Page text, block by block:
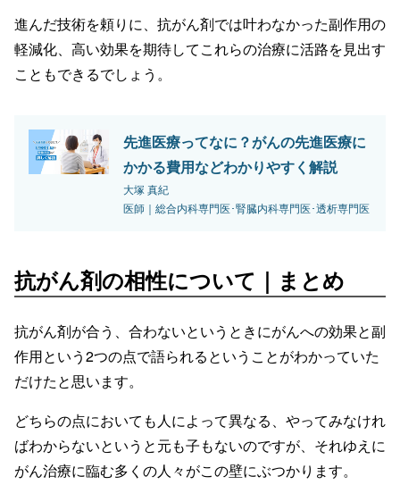
進んだ技術を頼りに、抗がん剤では叶わなかった副作用の
軽減化、高い効果を期待してこれらの治療に活路を見出す
こともできるでしょう。
先進医療ってなに？がんの先進医療に
かかる費用などわかりやすく解説
大塚 真紀
医師｜総合内科専門医･腎臓内科専門医･透析専門医
抗がん剤の相性について｜まとめ
抗がん剤が合う、合わないというときにがんへの効果と副
作用という2つの点で語られるということがわかっていた
だけたと思います。
どちらの点においても人によって異なる、やってみなけれ
ばわからないというと元も子もないのですが、それゆえに
がん治療に臨む多くの人々がこの壁にぶつかります。